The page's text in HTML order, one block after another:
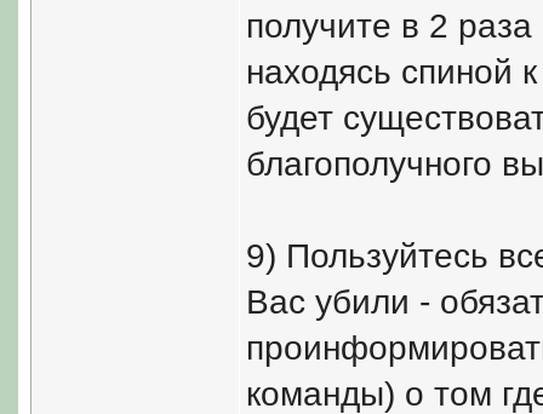
получите в 2
находясь спиной
будет
благополучного
9) Пользуйтесь
Вас убили -
команды) о том